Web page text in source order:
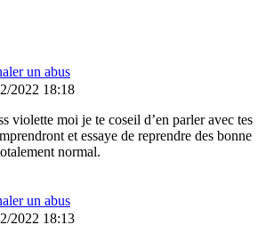
un abus
2022 18:18
violette moi je te coseil d’en parler avec tes
et essaye de reprendre des bonne
normal.
un abus
2022 18:13